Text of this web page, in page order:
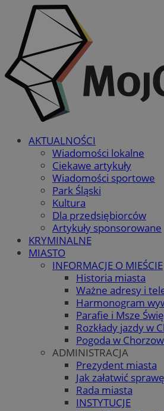
AKTUALNOŚCI
Wiadomości lokalne
Ciekawe artykuły
Wiadomości sportowe
Park Śląski
Kultura
Dla przedsiębiorców
Artykuły sponsorowane
KRYMINALNE
MIASTO
INFORMACJE O MIEŚCIE
Historia miasta
Ważne adresy i
Harmonogram
Parafie i Msze
Rozkłady jazdy w
Pogoda w
ADMINISTRACJA
Prezydent miasta
Jak załatwić
Rada miasta
INSTYTUCJE